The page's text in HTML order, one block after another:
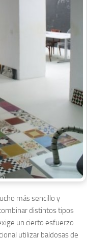
más sencillo y
distintos tipos
un cierto esfuerzo
utilizar baldosas de